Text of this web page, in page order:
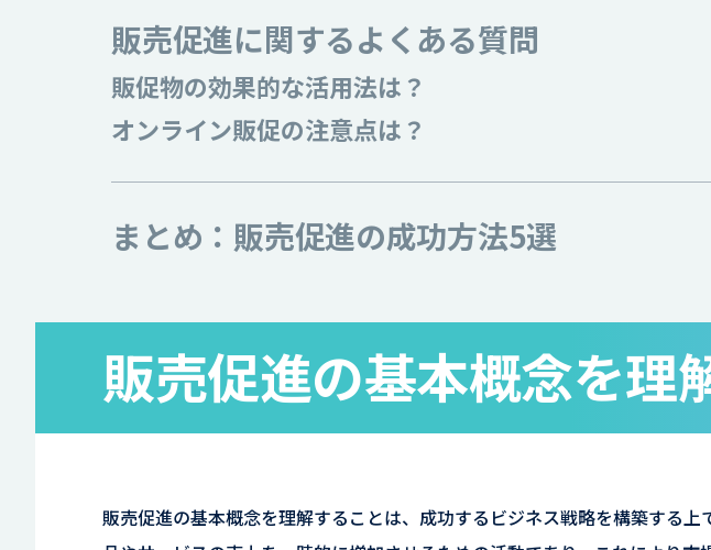
販売促進に関するよくある質問
販促物の効果的な活用法は？
オンライン販促の注意点は？
まとめ：販売促進の成功方法5選
販売促進の基本概念を理
販売促進の基本概念を理解することは、成功するビジネス戦略を構築する